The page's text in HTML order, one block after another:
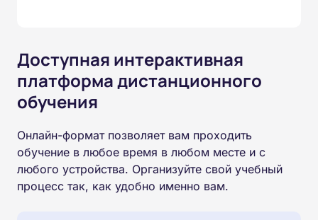
Доступная интерактивная
платформа дистанционного
обучения
Онлайн-формат позволяет вам проходить
обучение в любое время в любом месте и с
любого устройства. Организуйте свой учебный
процесс так, как удобно именно вам.